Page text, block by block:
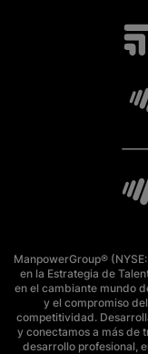
ManpowerGroup®
en la Estrategia de
en el cambiante mundo
y el compromiso
competitividad.
y conectamos a más de
desarrollo profesional,